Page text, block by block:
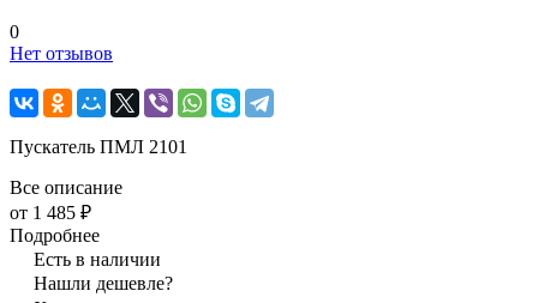
0
Нет отзывов
Пускатель ПМЛ 2101
Все описание
от 1 485 ₽
Подробнее
Есть в наличии
Нашли дешевле?